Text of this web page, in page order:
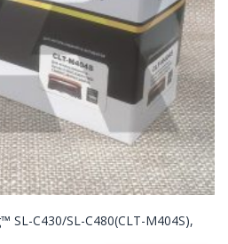
SL-С430/SL-C480(CLT-M404S),